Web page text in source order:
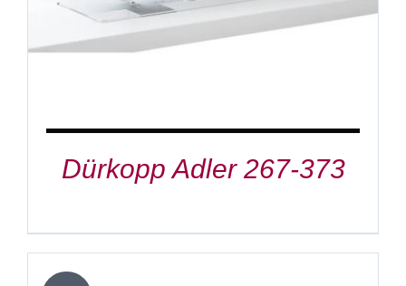
Dürkopp Adler 267-373